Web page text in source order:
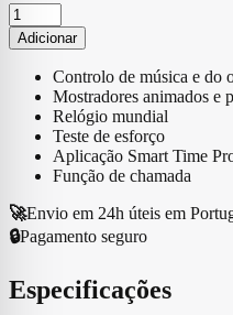
Quantidade
de
SmartWatch
Maxcom
FW56
Carbon
Preto
Adicionar
Controlo de música e do
Mostradores animados e
Relógio mundial
Teste de esforço
Aplicação Smart Time
Função de chamada
🚀Envio em 24h úteis em
🔒Pagamento seguro
Especificações